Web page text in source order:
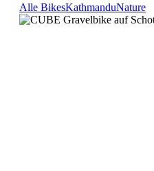
Alle BikesKathmanduNature